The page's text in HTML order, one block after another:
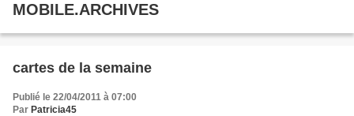
MOBILE.ARCHIVES
cartes de la semaine
Publié le 22/04/2011 à 07:00
Par Patricia45